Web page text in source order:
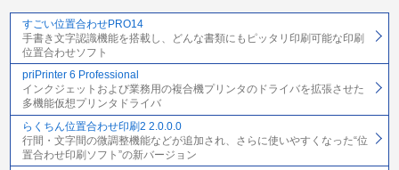
すごい位置合わせPRO14
手書き文字認識機能を搭載し、どんな書類にもピッタリ印刷可能な印刷
位置合わせソフト
priPrinter 6 Professional
インクジェットおよび業務用の複合機プリンタのドライバを拡張させた
多機能仮想プリンタドライバ
らくちん位置合わせ印刷2 2.0.0.0
行間・文字間の微調整機能などが追加され、さらに使いやすくなった“位
置合わせ印刷ソフト”の新バージョン